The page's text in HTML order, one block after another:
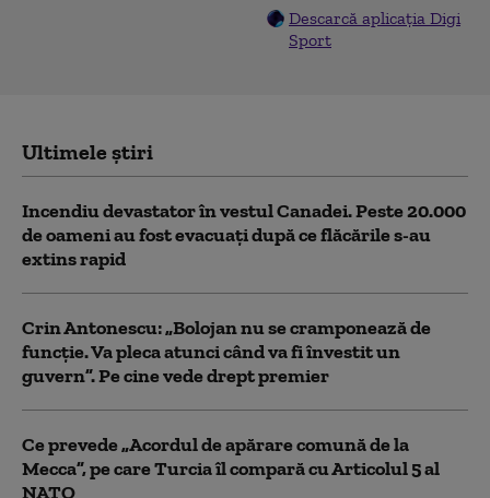
Descarcă aplicația Digi
Sport
Ultimele știri
Incendiu devastator în vestul Canadei. Peste 20.000
de oameni au fost evacuați după ce flăcările s-au
extins rapid
Crin Antonescu: „Bolojan nu se cramponează de
funcție. Va pleca atunci când va fi învestit un
guvern”. Pe cine vede drept premier
Ce prevede „Acordul de apărare comună de la
Mecca”, pe care Turcia îl compară cu Articolul 5 al
NATO